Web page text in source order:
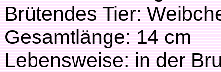
Brütendes Tier:
Gesamtlänge: 14 cm
Lebensweise: in der